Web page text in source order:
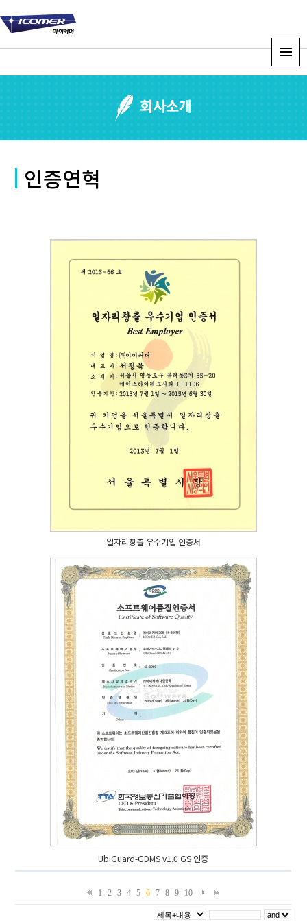
회사소개
인증연혁
일자리창출 우수기업 인증서
UbiGuard-GDMS v1.0 GS 인증
1 2 3 4 5 6 7 8 9 10